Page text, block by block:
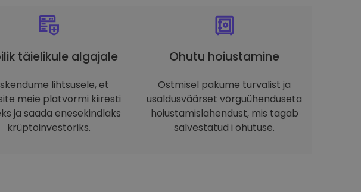
täielikule algajale
lihtsusele, et
meie platvormi kiiresti
ja saada enesekindlaks
krüptoinvestoriks.
Ohutu hoiustamine
Ostmisel pakume turvalist ja
usaldusväärset võrguühenduseta
hoiustamislahendust, mis tagab
salvestatud i ohutuse.